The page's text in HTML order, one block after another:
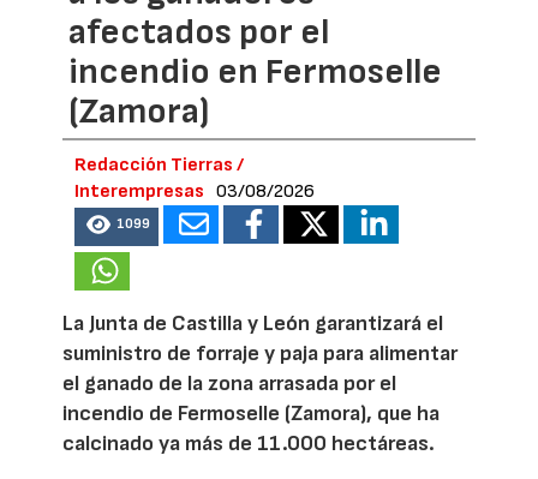
afectados por el
incendio en Fermoselle
(Zamora)
Redacción Tierras /
Interempresas
03/08/2026
1099
La Junta de Castilla y León garantizará el
suministro de forraje y paja para alimentar
el ganado de la zona arrasada por el
incendio de Fermoselle (Zamora), que ha
calcinado ya más de 11.000 hectáreas.